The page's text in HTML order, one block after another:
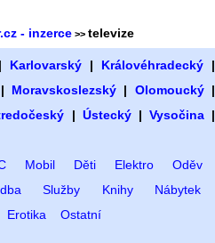
- inzerce >> televize
Karlovarský | Královéhradecký |
Moravskoslezský | Olomoucký|
| Ústecký| Vysočina|
Mobil Děti Elektro
Oděv
Služby Knihy
Nábytek
Erotika Ostatní